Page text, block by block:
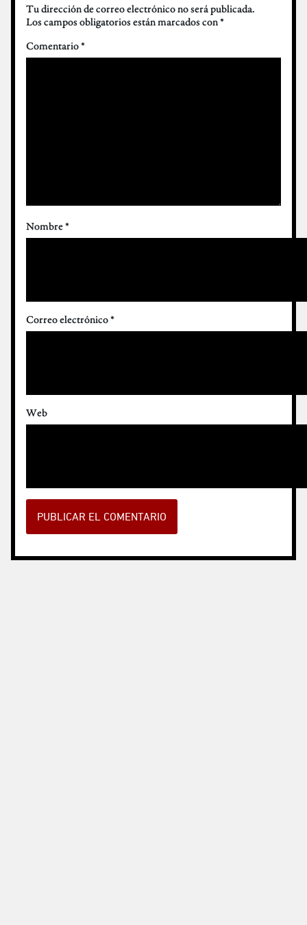
Tu dirección de correo electrónico no será publicada.
Los campos obligatorios están marcados con*
Comentario*
Nombre*
Correo electrónico*
Web